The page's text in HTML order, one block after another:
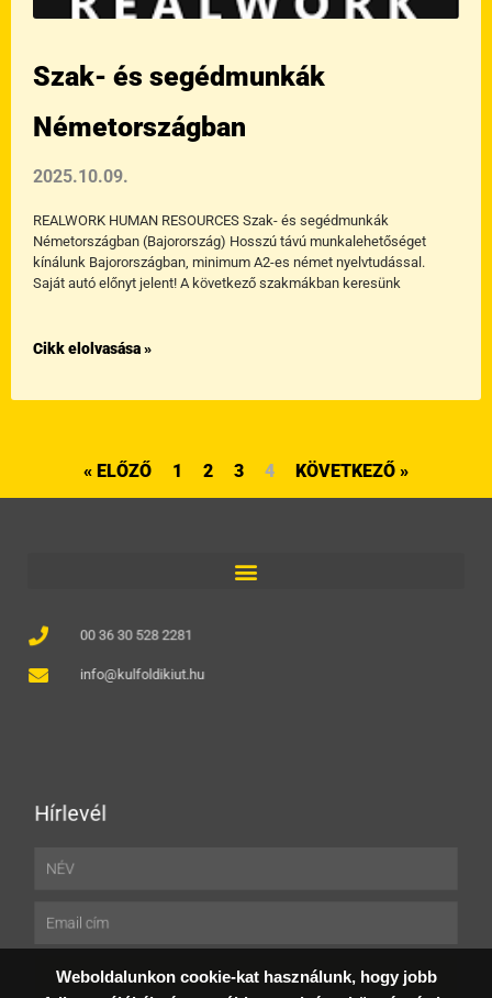
Weboldalunkon cookie-kat használunk, hogy jobb
Szak- és segédmunkák
Németországban
2025.10.09.
REALWORK HUMAN RESOURCES Szak- és segédmunkák
Németországban (Bajorország) Hosszú távú munkalehetőséget
kínálunk Bajorországban, minimum A2-es német nyelvtudással.
Saját autó előnyt jelent! A következő szakmákban keresünk
Cikk elolvasása »
« ELŐZŐ 1 2 3 4 KÖVETKEZŐ »
00 36 30 528 2281
info@kulfoldikiut.hu
Hírlevél
FELIRATKOZÁS